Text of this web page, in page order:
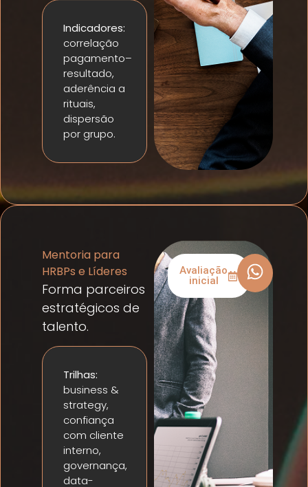
Indicadores:
correlação
pagamento–
resultado,
aderência a
rituais,
dispersão
por grupo.
Avaliação
inicial
Mentoria para
HRBPs e Líderes
Forma parceiros
estratégicos de
talento.
Trilhas:
business &
strategy,
confiança
com cliente
interno,
governança,
data-